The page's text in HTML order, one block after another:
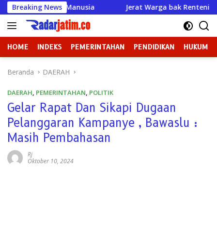
Langsung
ke
konten
Breaking News
Manusia Jerat Warga bak Rentenir padahal
HOME INDEKS PEMERINTAHAN PENDIDIKAN HUKUM
Beranda DAERAH
DAERAH, PEMERINTAHAN, POLITIK
Gelar Rapat Dan Sikapi Dugaan
Pelanggaran Kampanye , Bawaslu :
Masih Pembahasan
Rj
Oktober 10, 2024